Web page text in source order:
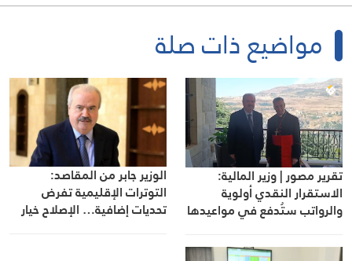
مواضيع ذات صلة
تقرير مصور | وزير المالية:
الاستقرار النقدي أولوية
والرواتب ستُدفع في مواعيدها
الوزير جابر من المقاصد:
التوترات الإقليمية تفرض
تحديات إضافية… الإصلاح خيار